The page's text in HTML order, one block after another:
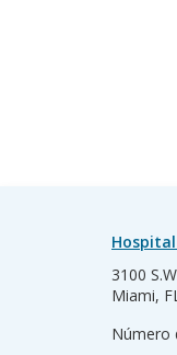
3100
Miami,
Número